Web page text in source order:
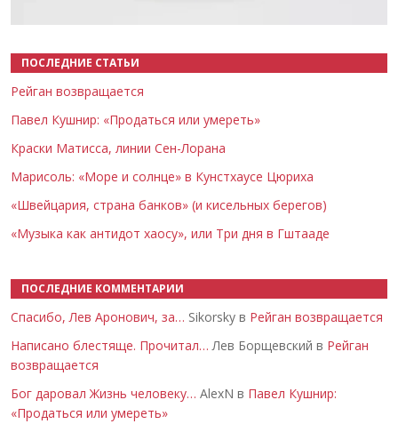
ПОСЛЕДНИЕ СТАТЬИ
Рейган возвращается
Павел Кушнир: «Продаться или умереть»
Краски Матисса, линии Сен-Лорана
Марисоль: «Море и солнце» в Кунстхаусе Цюриха
«Швейцария, страна банков» (и кисельных берегов)
«Музыка как антидот хаосу», или Три дня в Гштааде
ПОСЛЕДНИЕ КОММЕНТАРИИ
Спасибо, Лев Аронович, за… Sikorsky в Рейган возвращается
Написано блестяще. Прочитал… Лев Борщевский в Рейган
возвращается
Бог даровал Жизнь человеку… AlexN в Павел Кушнир:
«Продаться или умереть»